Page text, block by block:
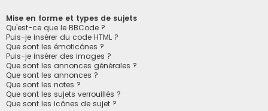
Mise en forme et types de sujets
Qu’est-ce que le BBCode ?
Puis-je insérer du code HTML ?
Que sont les émoticônes ?
Puis-je insérer des images ?
Que sont les annonces générales ?
Que sont les annonces ?
Que sont les notes ?
Que sont les sujets verrouillés ?
Que sont les icônes de sujet ?